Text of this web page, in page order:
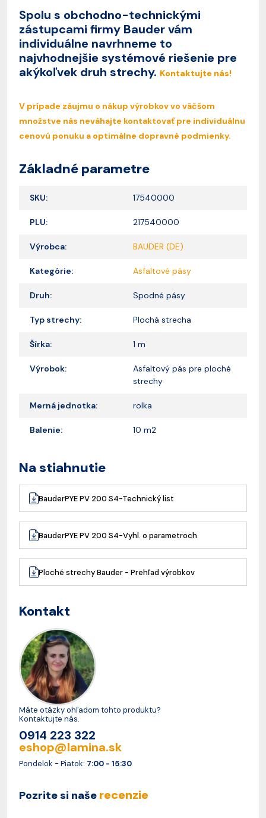
Spolu s obchodno-technickými
zástupcami firmy Bauder vám
individuálne navrhneme to
najvhodnejšie systémové riešenie pre
akýkoľvek druh strechy. Kontaktujte nás!
V prípade záujmu o nákup výrobkov vo väčšom
množstve nás neváhajte kontaktovať pre individuálnu
cenovú ponuku a optimálne dopravné podmienky.
Základné parametre
SKU: 17540000
PLU: 217540000
Výrobca: BAUDER (DE)
Kategórie: Asfaltové pásy
Druh: Spodné pásy
Typ strechy: Plochá strecha
Šírka: 1 m
Výrobok:
Asfaltový pás pre ploché
strechy
Merná jednotka: rolka
Balenie: 10 m2
Na stiahnutie
BauderPYE PV 200 S4-Technický list
BauderPYE PV 200 S4-Vyhl. o parametroch
Ploché strechy Bauder - Prehľad výrobkov
Kontakt
Máte otázky ohľadom tohto produktu?
Kontaktujte nás.
0914 223 322
eshop@lamina.sk
Pondelok - Piatok: 7:00 - 15:30
Pozrite si naše recenzie